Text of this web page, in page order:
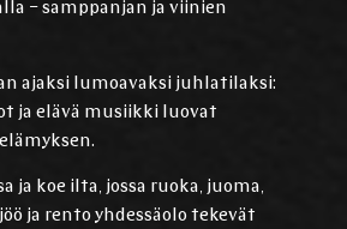
– samppanjan ja viinien
ajaksi lumoavaksi juhlatilaksi:
ja elävä musiikki luovat
ja koe ilta, jossa ruoka, juoma,
ja rento yhdessäolo tekevät